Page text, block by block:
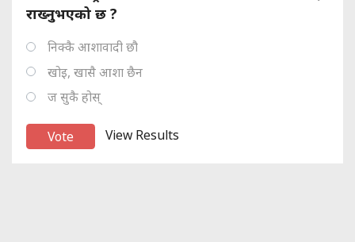
राख्नुभएको छ ?
निक्कै आशावादी छौ
खोइ, खासै आशा छैन
ज सुकै होस्
View Results